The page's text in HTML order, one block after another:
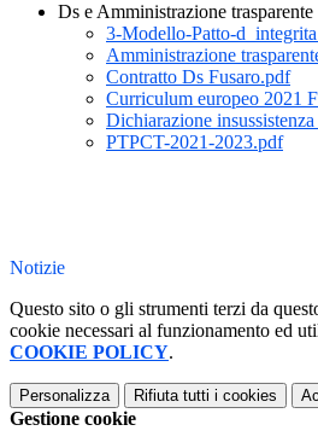
Ds e Amministrazione trasparente
3-Modello-Patto-
Amministrazione
Contratto Ds Fusaro.pdf
Curriculum europeo 2021
Dichiarazione
PTPCT-2021-2023.pdf
Notizie
Questo sito o gli strumenti terzi da
cookie necessari al funzionamento ed
COOKIE POLICY.
Personalizza Rifiuta tutti i cookies
Gestione cookie